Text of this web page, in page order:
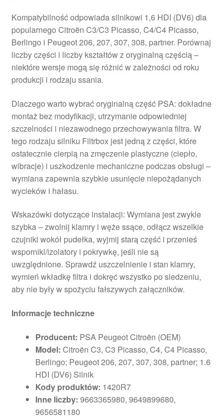
Kompatybilność odpowiada silnikowi 1,6 HDI (DV6) dla
popularnego Citroën C3/C3 Picasso, C4/C4 Picasso,
Berlingo i Peugeot 206, 207, 307, 308, partner. Porównaj
liczby części i liczby kształtów z oryginalną częścią –
niektóre wersje mogą się różnić w zależności od roku
produkcji i rodzaju ssania.
Dlaczego warto wybrać oryginalną część PSA: dokładne
montaż bez modyfikacji, utrzymanie odpowiedniej
szczelności i niezawodnego przechowywania filtra. W
tego rodzaju silniku Filtrbox jest jedną z części, które
ostatecznie cierpią na zmęczenie plastyczne (ciepło,
wibracje) i uszkodzenie mechaniczne podczas obsługi –
wymiana zapewnia szybkie usunięcie niepożądanych
wycieków i hałasu.
Wskazówki dotyczące instalacji: Wymiana jest zwykle
szybka – zwolnij klamry i węże ssące, odłącz wszelkie
czujniki wokół pudełka, wyjmij starą część i przenieś
wsporniki/izolatory i pokrywkę, jeśli nie są
uwzględnione. Sprawdź uszczelnienie i stan klamry,
wymień wkładkę filtra i dokręć wszystko po siedzeniu,
aby nie były w spożyciu fałszywych załączników.
Informacje techniczne
Producent: PSA Peugeot Citroën (OEM)
Model: Citroën C3, C3 Picasso, C4, C4 Picasso,
Berlingo; Peugeot 206, 207, 307, 308, partner; 1.6
HDI (DV6) Silnik
Kody produktów: 1420R7
Inne liczby: 9663365980, 9649899680,
9656581180